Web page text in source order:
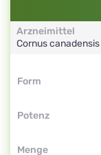
Arzneimittel
Cornus canadensis
Form
Potenz
Menge